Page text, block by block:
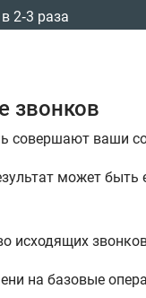
2‑3 раза
звонков
совершают ваши
может
исходящих
на базовые